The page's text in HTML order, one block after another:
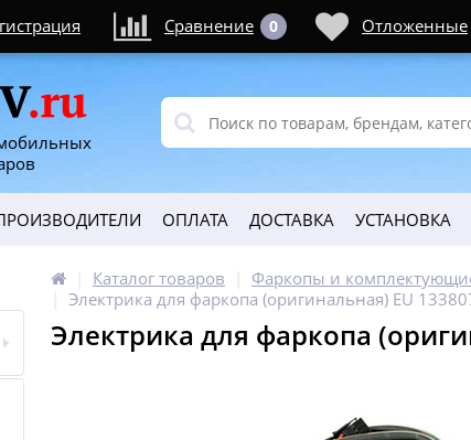
ОПЛАТА ДОСТАВКА УСТАНОВКА
Каталог товаров Фаркопы и
Электрика для фаркопа (оригинальная) EU
Электрика для фаркопа
Сравнение 0 Отложенные